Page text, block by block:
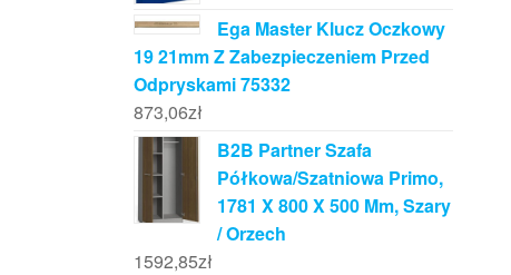
Ega Master Klucz Oczkowy
19 21mm Z Zabezpieczeniem Przed
Odpryskami 75332
873,06zł
B2B Partner Szafa
Półkowa/Szatniowa Primo,
1781 X 800 X 500 Mm, Szary
/ Orzech
1592,85zł